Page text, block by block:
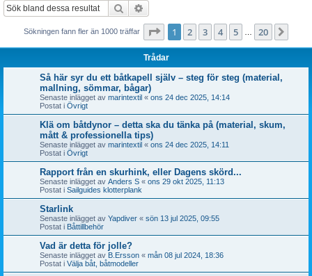
Sök
Sökningen fann fler än 1000 träffar Sida av 20
1 2 3 4 5 20
Trådar
Så här syr du ett båtkapell själv – steg för steg (material,
mallning, sömmar, bågar)
Senaste inlägget av marintextil « ons 24 dec 2025, 14:14
Postat i Övrigt
Klä om båtdynor – detta ska du tänka på (material, skum,
mått & professionella tips)
Senaste inlägget av marintextil « ons 24 dec 2025, 14:11
Postat i Övrigt
Rapport från en skurhink, eller Dagens skörd...
Senaste inlägget av Anders S « ons 29 okt 2025, 11:13
Postat i Sailguides klotterplank
Starlink
Senaste inlägget av Yapdiver « sön 13 jul 2025, 09:55
Postat i Båttillbehör
Vad är detta för jolle?
Senaste inlägget av B.Ersson « mån 08 jul 2024, 18:36
Postat i Välja båt, båtmodeller